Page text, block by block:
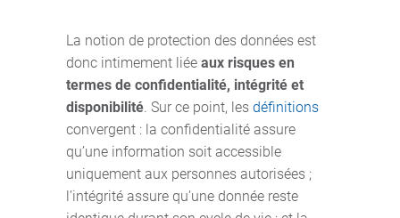
La notion de protection des données est
donc intimement liée aux risques en
termes de confidentialité, intégrité et
disponibilité . Sur ce point, les définitions
convergent : la confidentialité assure
qu’une information soit accessible
uniquement aux personnes autorisées ;
l’intégrité assure qu’une donnée reste